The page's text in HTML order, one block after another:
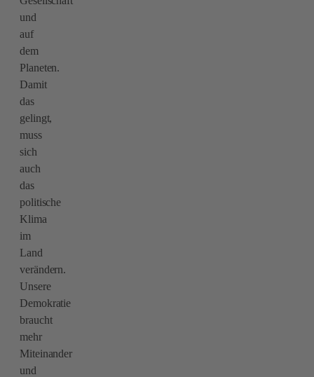
und
auf
dem
Planeten.
Damit
das
gelingt,
muss
sich
auch
das
politische
Klima
im
Land
verändern.
Unsere
Demokratie
braucht
mehr
Miteinander
und